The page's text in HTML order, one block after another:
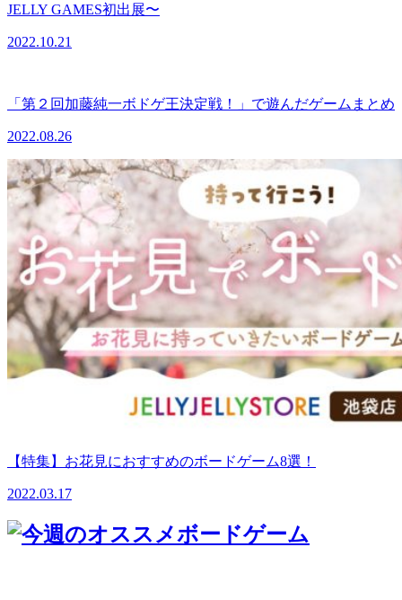
JELLY GAMES初出展〜
2022.10.21
「第２回加藤純一ボドゲ王決定戦！」で遊んだゲームまとめ
2022.08.26
【特集】お花見におすすめのボードゲーム8選！
2022.03.17